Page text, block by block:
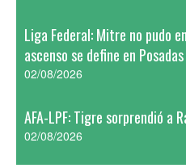
Liga Federal: Mitre no pudo
ascenso se define en Posadas
02/08/2026
AFA-LPF: Tigre sorprendió a
02/08/2026